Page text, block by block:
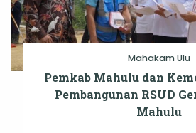
Mahakam Ulu
Pemkab Mahulu dan
Pembangunan RSUD
Mahulu